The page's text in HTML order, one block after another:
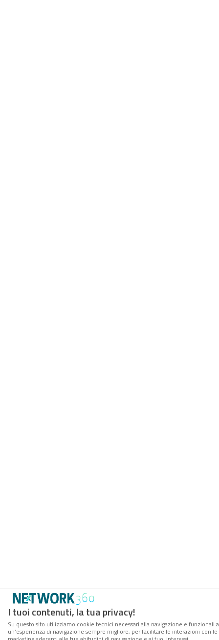
I tuoi contenuti, la tua privacy!
Su questo sito utilizziamo cookie tecnici necessari alla navigazione e
un’esperienza di navigazione sempre migliore, per facilitare le interazioni con